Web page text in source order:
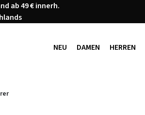
ab 49 € innerh.
NEU DAMEN HERREN